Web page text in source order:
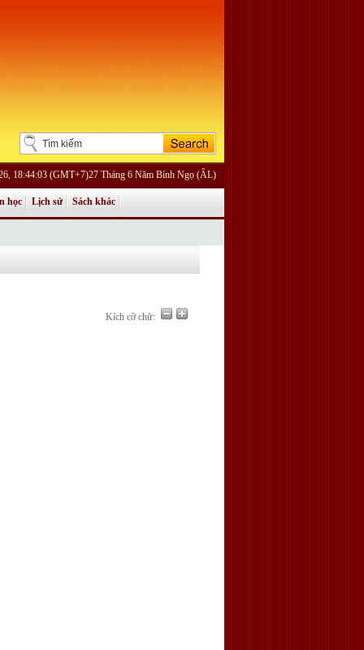
18:44:03 (GMT+7)27 Tháng 6 Năm Bính Ngọ (ÂL)
học Lịch sử Sách khác
Kích cỡ chữ: